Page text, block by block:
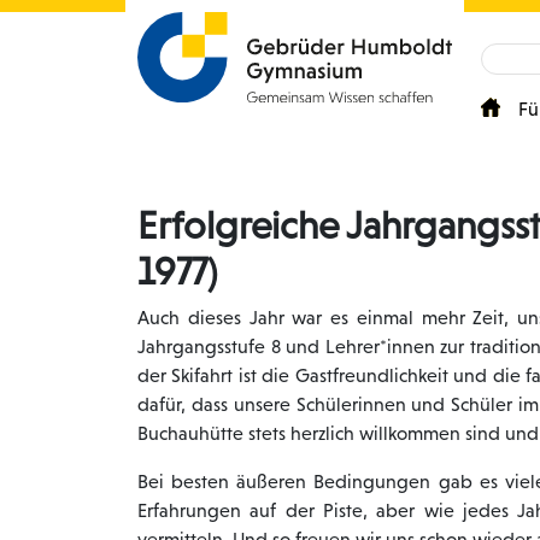
Erfolgreiche
1977)
Auch dieses Jahr war es einmal mehr Zeit,
Jahrgangsstufe 8 und Lehrer*innen zur
der Skifahrt ist die Gastfreundlichkeit und die
dafür, dass unsere Schülerinnen und Schüler
Buchauhütte stets herzlich willkommen sind
Bei besten äußeren Bedingungen gab es
Erfahrungen auf der Piste, aber wie jedes